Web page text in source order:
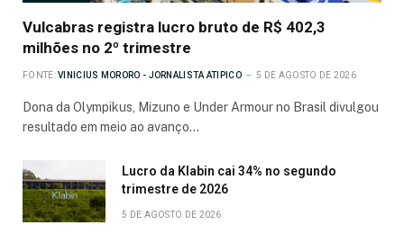
Vulcabras registra lucro bruto de R$ 402,3
milhões no 2º trimestre
FONTE: VINICIUS MORORO - JORNALISTA ATIPICO 5 DE AGOSTO DE 2026
Dona da Olympikus, Mizuno e Under Armour no Brasil divulgou
resultado em meio ao avanço…
Lucro da Klabin cai 34% no segundo
trimestre de 2026
5 DE AGOSTO DE 2026